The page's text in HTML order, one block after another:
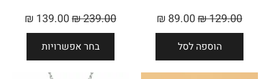
129.00
₪
89.00
₪
הוספה לסל
239.00
₪
139.00
₪
בחר אפשרויות